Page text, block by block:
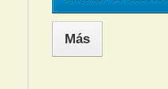
Más